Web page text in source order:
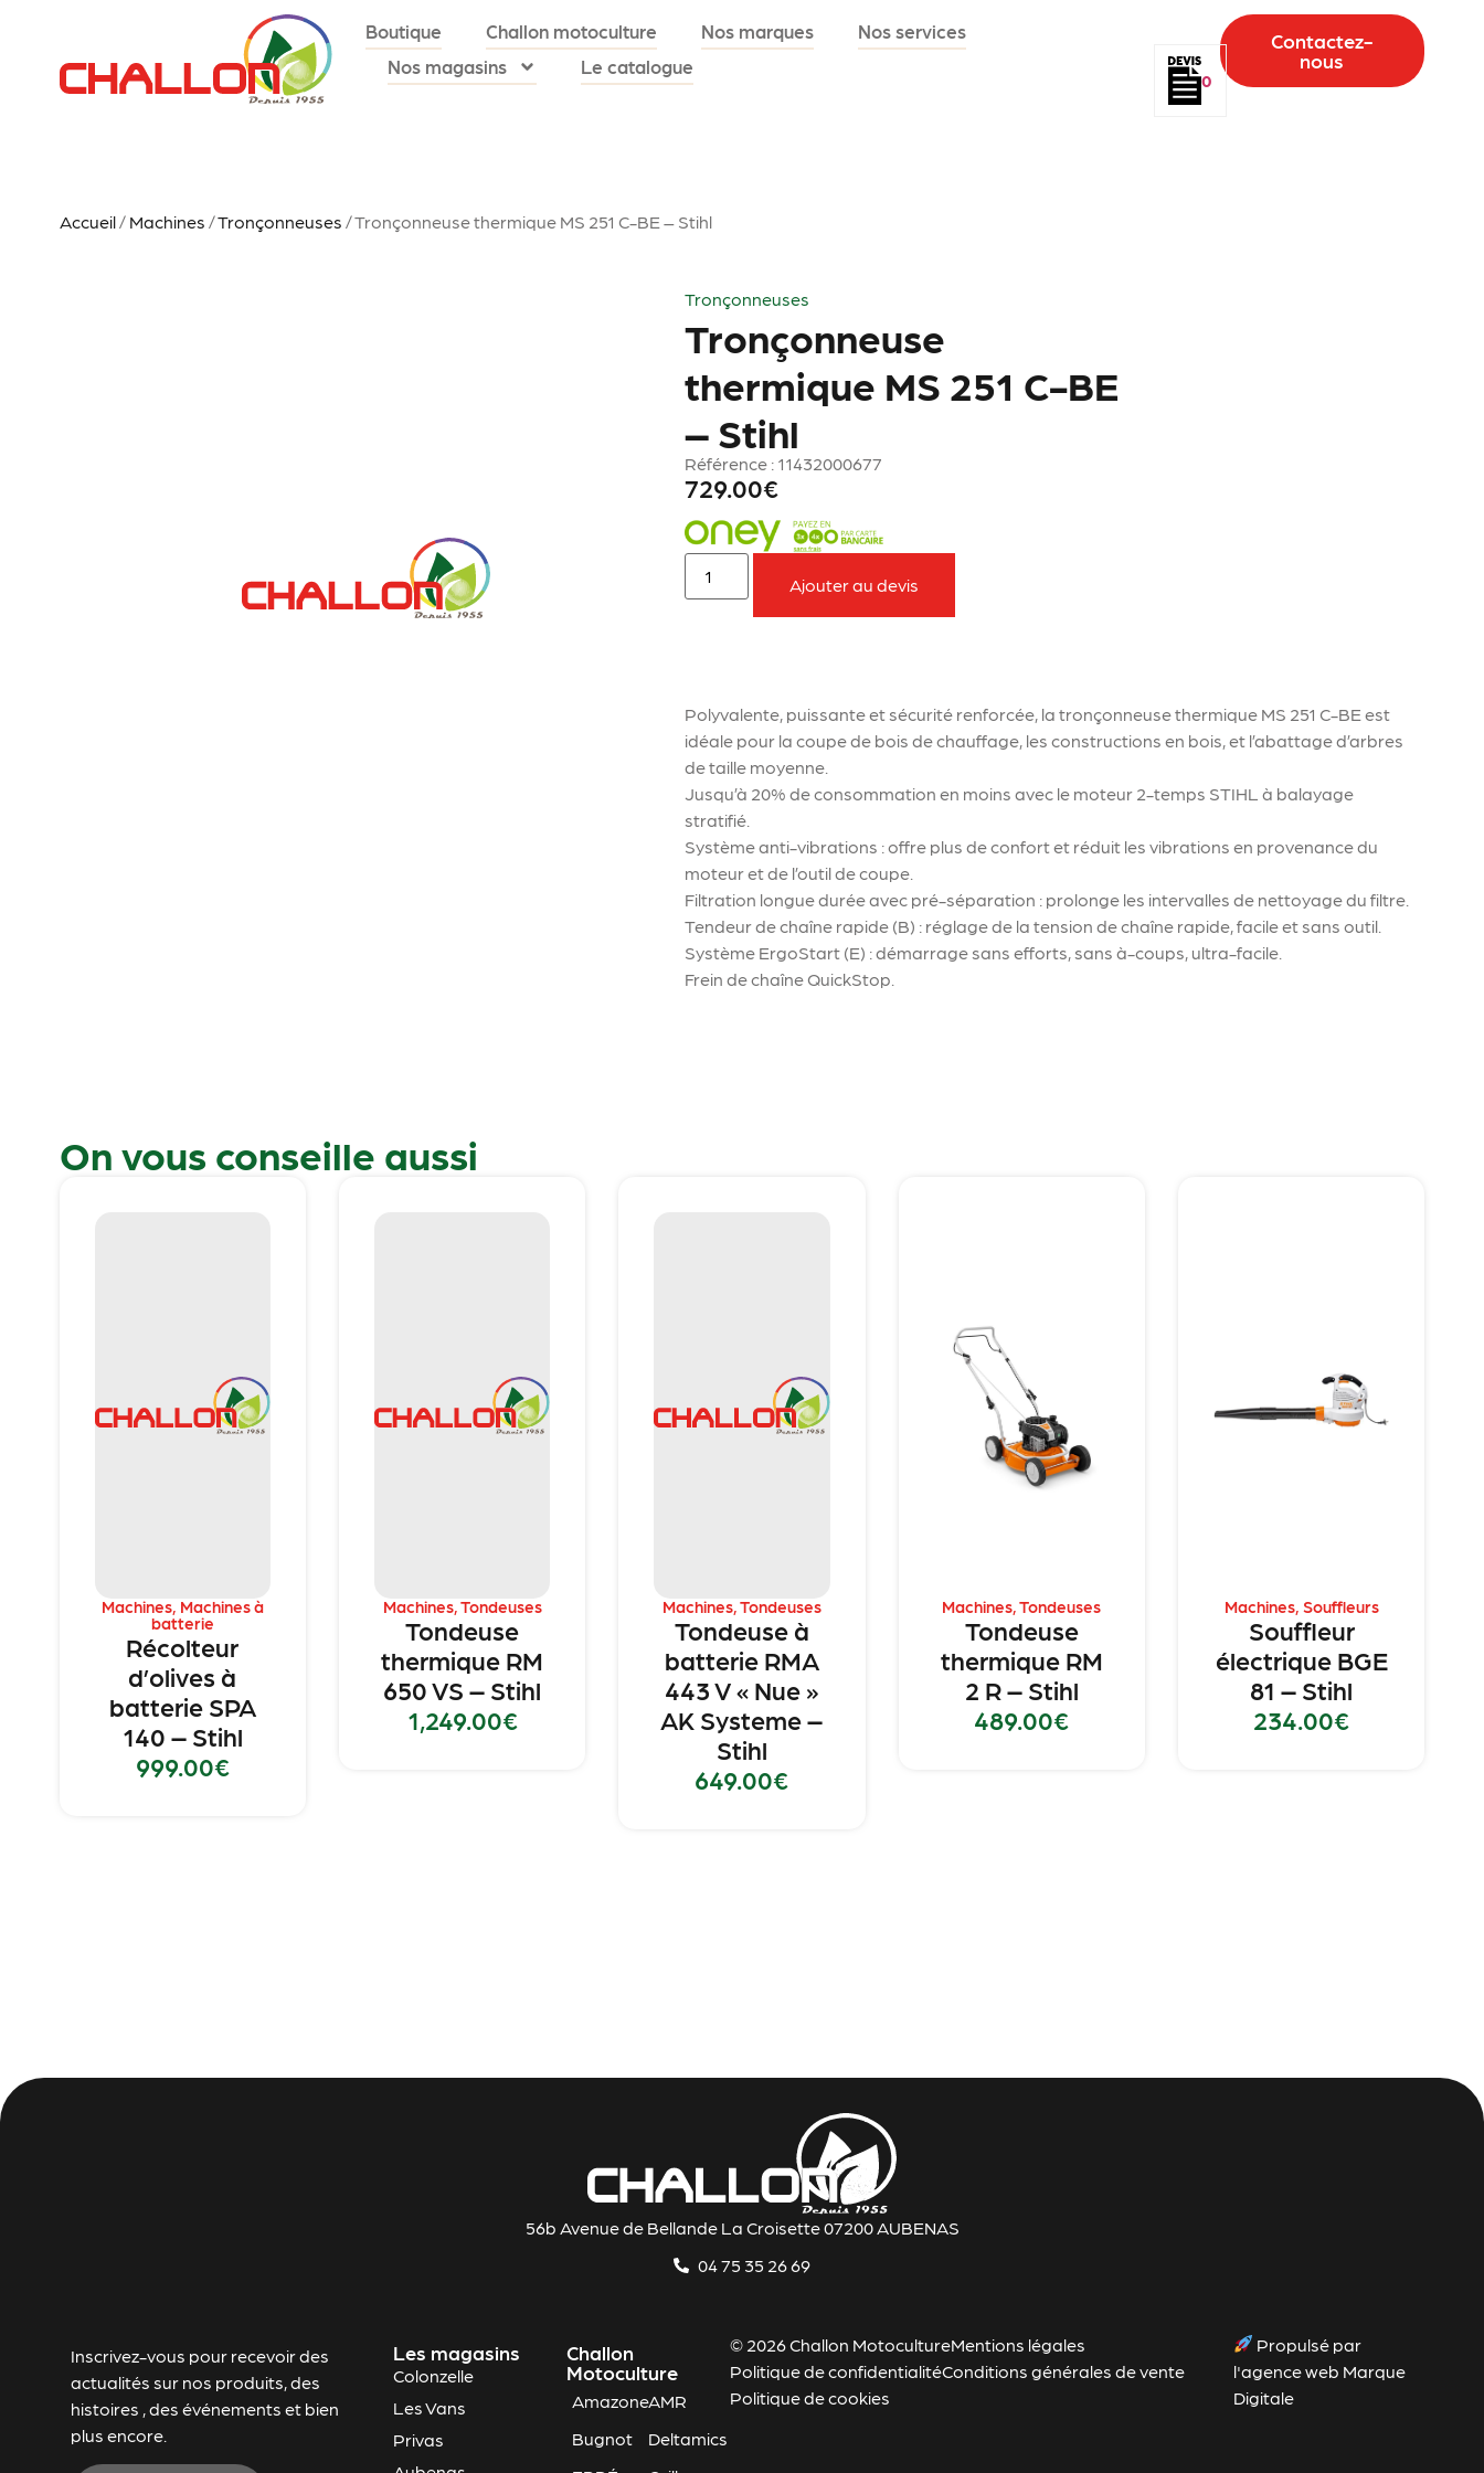
Boutique Challon motoculture Nos marques
Nos services
Nos magasins
Le catalogue
0
Contactez-
nous
Accueil/ Machines /Tronçonneuses / Tronçonneuse thermique MS 251 C-BE – Stihl
Tronçonneuses
Tronçonneuse
thermique MS 251 C-BE
– Stihl
Référence : 11432000677
729.00€
Ajouter au devis
Polyvalente, puissante et sécurité renforcée, la tronçonneuse thermique MS 251 C-BE est
idéale pour la coupe de bois de chauffage, les constructions en bois, et l’abattage d’arbres
de taille moyenne.
Jusqu’à 20% de consommation en moins avec le moteur 2-temps STIHL à balayage
stratifié.
Système anti-vibrations : offre plus de confort et réduit les vibrations en provenance du
moteur et de l’outil de coupe.
Filtration longue durée avec pré-séparation : prolonge les intervalles de nettoyage du filtre.
Tendeur de chaîne rapide (B) : réglage de la tension de chaîne rapide, facile et sans outil.
Système ErgoStart (E) : démarrage sans efforts, sans à-coups, ultra-facile.
Frein de chaîne QuickStop.
On vous conseille aussi
Machines, Machines à
batterie
Récolteur
d’olives à
batterie SPA
140 – Stihl
999.00€
Machines,Tondeuses
Tondeuse
thermique RM
650 VS – Stihl
1,249.00€
Machines,Tondeuses
Tondeuse à
batterie RMA
443 V « Nue »
AK Systeme –
Stihl
649.00€
Machines,Tondeuses
Tondeuse
thermique RM
2 R – Stihl
489.00€
Machines, Souffleurs
Souffleur
électrique BGE
81 – Stihl
234.00€
56b Avenue de Bellande La Croisette 07200 AUBENAS
04 75 35 26 69
Inscrivez-vous pour recevoir des
actualités sur nos produits, des
histoires , des événements et bien
plus encore.
Les magasins
Colonzelle
Les Vans
Privas
Challon
Motoculture
AmazoneAMR
Bugnot
Deltamics
© 2026 Challon MotocultureMentions légales
Politique de confidentialitéConditions générales de vente
Politique de cookies
Propulsé par
l'agence web Marque
Digitale